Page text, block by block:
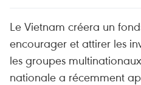
Le Vietnam créera un
encourager et attirer les
les groupes
nationale a récemment